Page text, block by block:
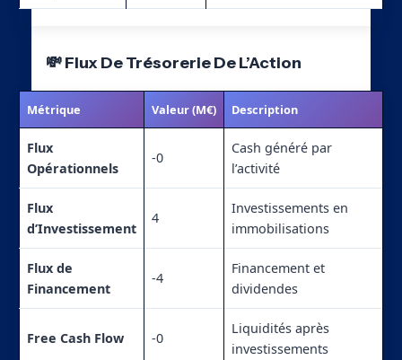
💸 Flux De Trésorerie De L’Action
Métrique Valeur (M€) Description
Flux
Opérationnels
-0
Cash généré par
l’activité
Flux
d’Investissement
4
Investissements en
immobilisations
Flux de
Financement
-4
Financement et
dividendes
Free Cash Flow -0
Liquidités après
investissements